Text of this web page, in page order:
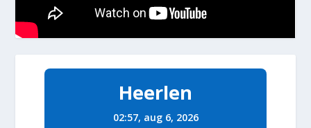
Heerlen
02:57, aug 6, 2026